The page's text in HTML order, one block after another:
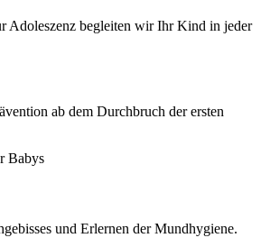
Adoleszenz begleiten wir Ihr Kind in jeder
ab dem Durchbruch der ersten
Babys
und Erlernen der Mundhygiene.